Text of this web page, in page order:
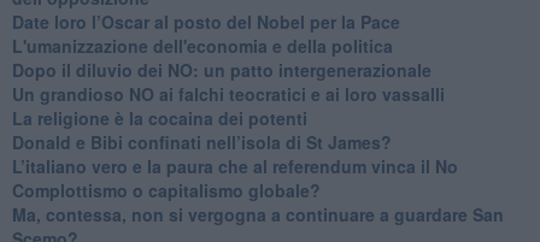
​Date loro l’Oscar al posto del Nobel per la Pace
L'umanizzazione dell'economia e della politica
​Dopo il diluvio dei NO: un patto intergenerazionale
​Un grandioso NO ai falchi teocratici e ai loro vassalli
La religione è la cocaina dei potenti
Donald e Bibi confinati nell’isola di St James?
L’italiano vero e la paura che al referendum vinca il No
​Complottismo o capitalismo globale?
​Ma, contessa, non si vergogna a continuare a guardare San